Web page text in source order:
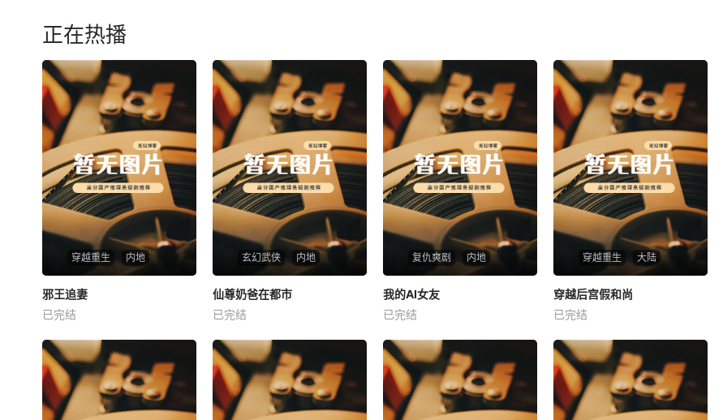
正在热播
穿越重生 内地
邪王追妻
未知
邪王追妻
已完结
玄幻武侠 内地
仙尊奶爸在都市
未知
仙尊奶爸在都市
已完结
复仇爽剧 内地
我的AI女友
未知
我的AI女友
已完结
穿越重生 大陆
穿越后宫假和尚
未知
穿越后宫假和尚
已完结